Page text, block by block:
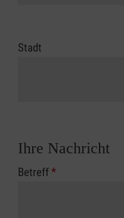
Stadt
Ihre Nachricht
Betreff*